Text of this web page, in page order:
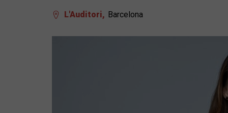
L'Auditori Barcelona